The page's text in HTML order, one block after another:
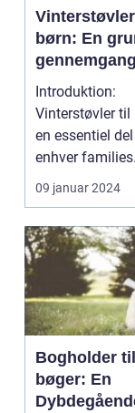
Vinterstøvler
børn: En
hvad du bør
Introduktion:
Vinterstøvler til
en essentiel
enhver families
garderobe, når
ra...
09 januar 2024
Bogholder til
bøger: En